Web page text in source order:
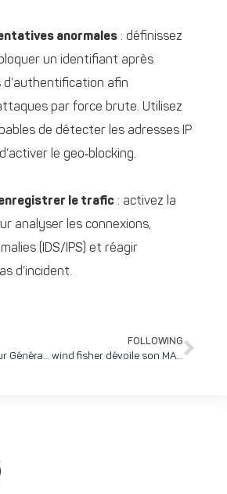
anormales : définissez
un identifiant après
d’authentification afin
par force brute. Utilisez
de détecter les adresses IP
le geo‑blocking.
le trafic : activez la
analyser les connexions,
(IDS/IPS) et réagir
d’incident.
Nouveau Directeur Général, nouveau Codir et nouvelles ambitions pour l’éditeur de solutions de gestion de laboratoires TECHNIDATA sous la houlette de Cédric Garnier.
FOLLOWING
wind fisher dévoile son MAG 15 : la 1e éolienne aéroportée à effet Magnus au monde – 100% made in France